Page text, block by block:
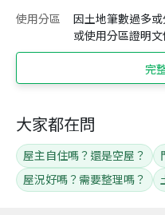
使用分區
因土地筆數過多
或使用分區證明文
完
大家都在問
屋主自住嗎？還是空屋？
屋況好嗎？需要整理嗎？